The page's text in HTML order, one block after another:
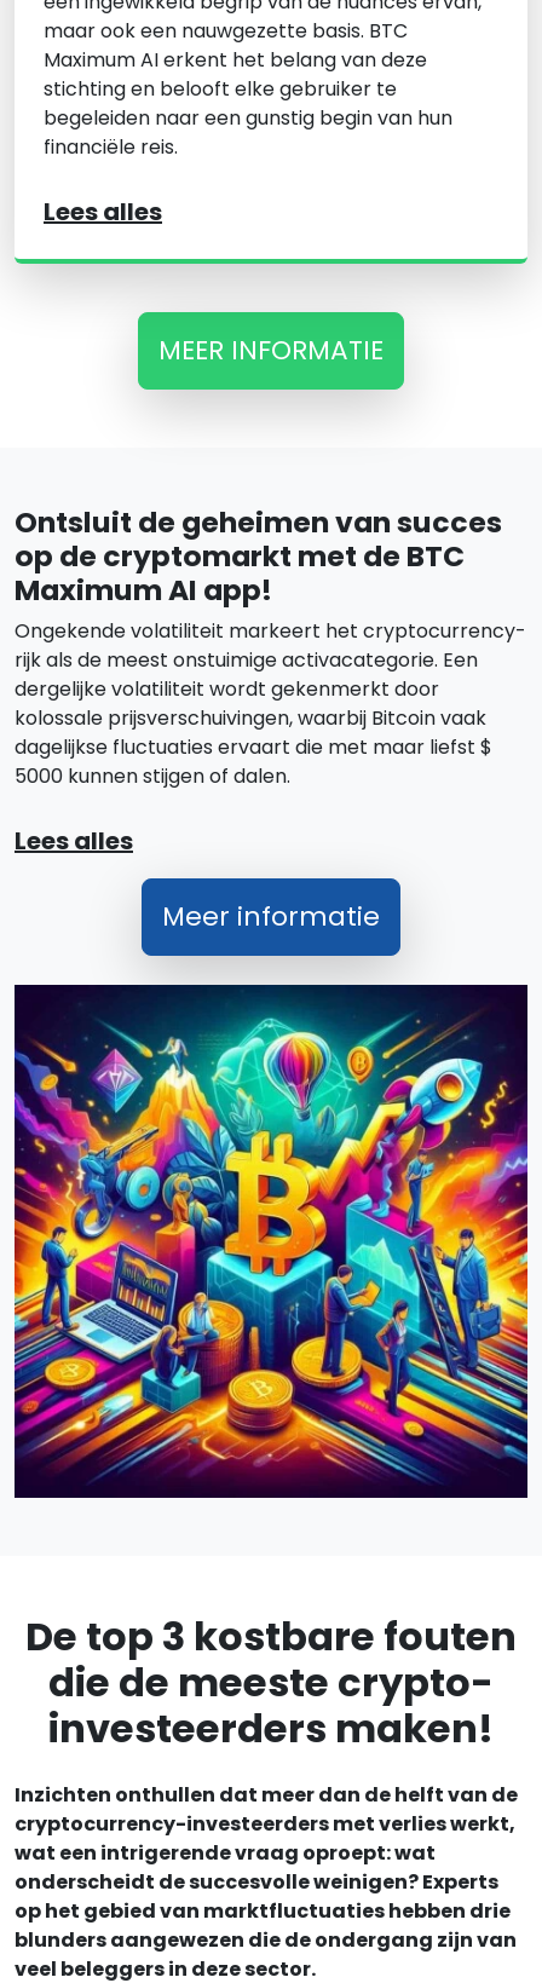
maar ook een nauwgezette basis. BTC
Maximum AI erkent het belang van deze
stichting en belooft elke gebruiker te
begeleiden naar een gunstig begin van hun
financiële reis.
Lees alles
MEER INFORMATIE
Ontsluit de geheimen van succes
op de cryptomarkt met de BTC
Maximum AI app!
Ongekende volatiliteit markeert het cryptocurrency-
rijk als de meest onstuimige activacategorie. Een
dergelijke volatiliteit wordt gekenmerkt door
kolossale prijsverschuivingen, waarbij Bitcoin vaak
dagelijkse fluctuaties ervaart die met maar liefst $
5000 kunnen stijgen of dalen.
Lees alles
Meer informatie
De top 3 kostbare fouten
die de meeste crypto-
investeerders maken!
Inzichten onthullen dat meer dan de helft van de
cryptocurrency-investeerders met verlies werkt,
wat een intrigerende vraag oproept: wat
onderscheidt de succesvolle weinigen? Experts
op het gebied van marktfluctuaties hebben drie
blunders aangewezen die de ondergang zijn van
veel beleggers in deze sector.